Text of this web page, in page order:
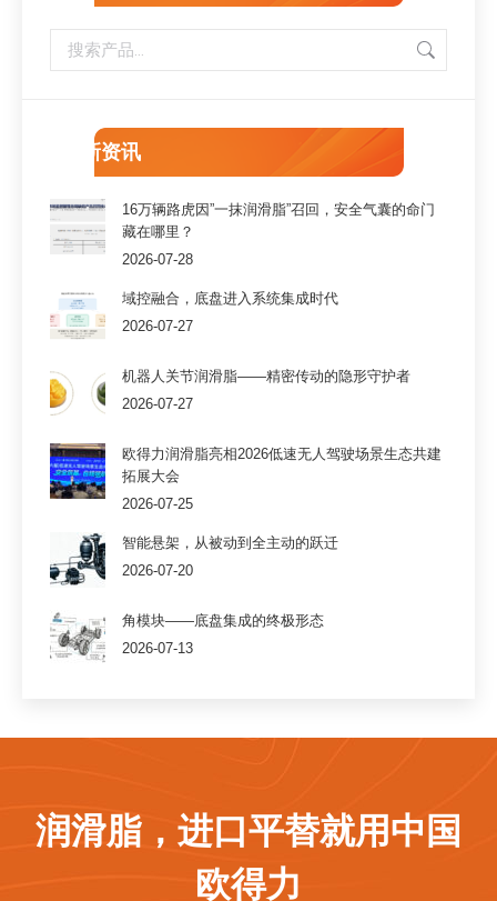
最新资讯
16万辆路虎因”一抹润滑脂”召回，安全气囊的命门
藏在哪里？
2026-07-28
域控融合，底盘进入系统集成时代
2026-07-27
机器人关节润滑脂——精密传动的隐形守护者
2026-07-27
欧得力润滑脂亮相2026低速无人驾驶场景生态共建
拓展大会
2026-07-25
智能悬架，从被动到全主动的跃迁
2026-07-20
角模块——底盘集成的终极形态
2026-07-13
润滑脂，进口平替就用中国
欧得力